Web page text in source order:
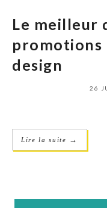
Le meilleur
promotions
design
26
Lire la suite →